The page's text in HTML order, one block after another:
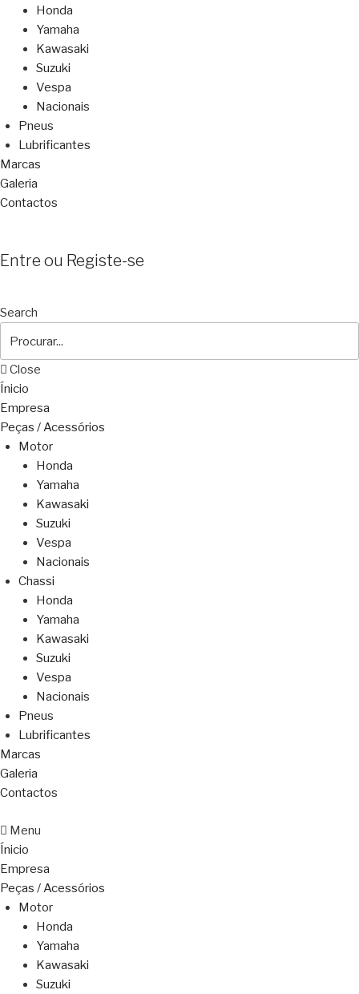
Honda
Yamaha
Kawasaki
Suzuki
Vespa
Nacionais
Pneus
Lubrificantes
Marcas
Galeria
Contactos
Entre ou Registe-se
Search
Close
Ínicio
Empresa
Peças / Acessórios
Motor
Honda
Yamaha
Kawasaki
Suzuki
Vespa
Nacionais
Chassi
Honda
Yamaha
Kawasaki
Suzuki
Vespa
Nacionais
Pneus
Lubrificantes
Marcas
Galeria
Contactos
Menu
Ínicio
Empresa
Peças / Acessórios
Motor
Honda
Yamaha
Kawasaki
Suzuki